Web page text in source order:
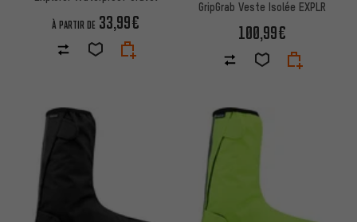
À PARTIR DE 33,99€
GripGrab Veste Isolée EXPLR
100,99€